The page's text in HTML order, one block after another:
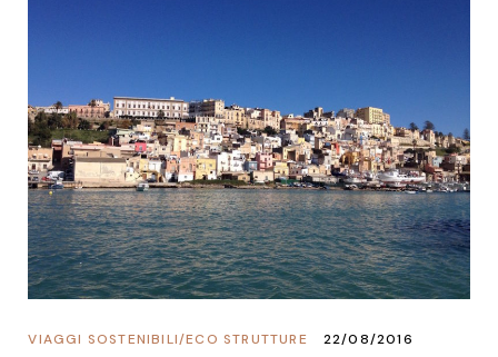
ECO STRUTTURE
/
VIAGGI SOSTENIBILI 22/08/2016